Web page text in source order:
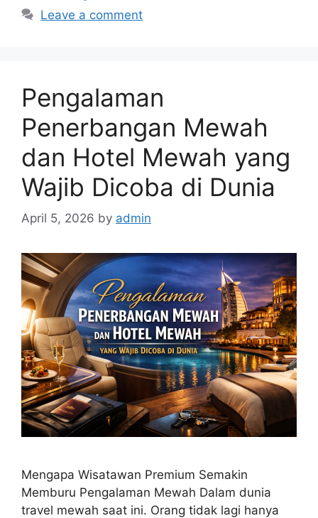
Leave a comment
Pengalaman
Penerbangan Mewah
dan Hotel Mewah yang
Wajib Dicoba di Dunia
April 5, 2026 by admin
Mengapa Wisatawan Premium Semakin
Memburu Pengalaman Mewah Dalam dunia
travel mewah saat ini. Orang tidak lagi hanya